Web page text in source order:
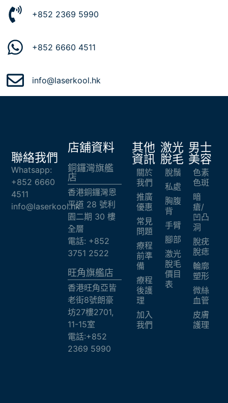
+852 2369 5990
+852 6660 4511
info@laserkool.hk
激光
脫毛
脫鬚
私處
胸腹
背
手臂
腳部
激光
脫毛
價目
表
男士
美容
色素
色斑
暗
瘡/
凹凸
洞
脫疣
脫痣
輪廓
塑形
微絲
血管
皮膚
護理
其他
資訊
關於
我們
推廣
優惠
常見
問題
療程
前準
備
療程
後護
理
加入
我們
店舖資料
銅鑼灣旗艦
店
香港銅鑼灣恩
平道 28 號利
園二期 30 樓
全層
電話: +852
3751 2522
旺角旗艦店​
香港旺角亞皆
老街8號朗豪
坊27樓2701,
11-15室
電話:+852
2369 5990
聯絡我們
Whatsapp:
+852 6660
4511
info@laserkool.hk